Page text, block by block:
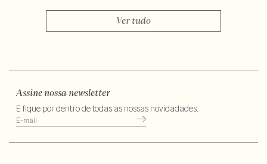
Ver tudo
Assine nossa newsletter
E fique por dentro de todas as nossas novidadades.